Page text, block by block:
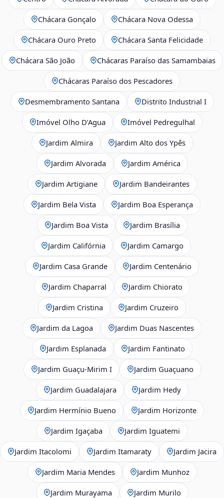
Chácara Gonçalo Chácara Nova Odessa
Chácara Ouro Preto Chácara Santa Felicidade
Chácara São João Chácaras Paraíso das Samambaias
Chácaras Paraíso dos Pescadores
Desmembramento Santana Distrito Industrial I
Imóvel Olho D’Agua Imóvel Pedregulhal
Jardim Almira Jardim Alto dos Ypês
Jardim Alvorada Jardim América
Jardim Artigiane Jardim Bandeirantes
Jardim Bela Vista Jardim Boa Esperança
Jardim Boa Vista Jardim Brasília
Jardim Califórnia Jardim Camargo
Jardim Casa Grande Jardim Centenário
Jardim Chaparral Jardim Chiorato
Jardim Cristina Jardim Cruzeiro
Jardim da Lagoa Jardim Duas Nascentes
Jardim Esplanada Jardim Fantinato
Jardim Guaçu‑Mirim I Jardim Guaçuano
Jardim Guadalajara Jardim Hedy
Jardim Hermínio Bueno Jardim Horizonte
Jardim Igaçaba Jardim Iguatemi
Jardim Itacolomi Jardim Itamaraty Jardim Jacira
Jardim Maria Mendes Jardim Munhoz
Jardim Murayama Jardim Murilo